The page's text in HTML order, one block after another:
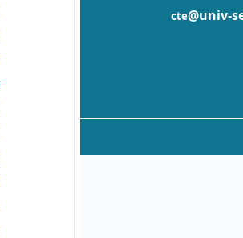
cte@univ-